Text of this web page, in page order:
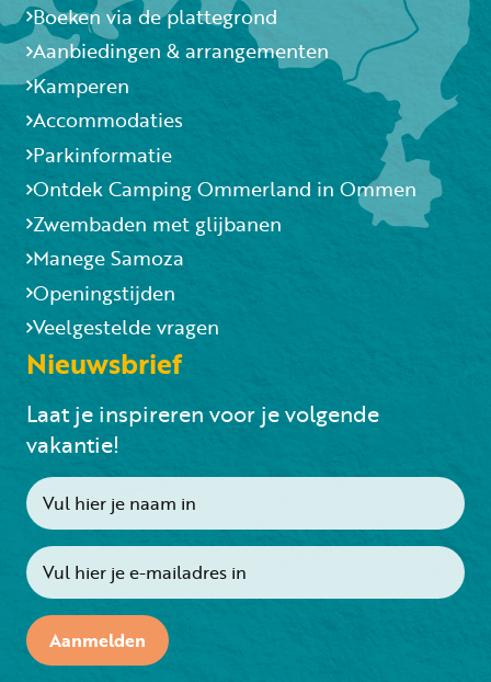
Boeken via de plattegrond
Aanbiedingen & arrangementen
Kamperen
Accommodaties
Parkinformatie
Ontdek Camping Ommerland in Ommen
Zwembaden met glijbanen
Manege Samoza
Openingstijden
Veelgestelde vragen
Nieuwsbrief
Laat je inspireren voor je volgende
vakantie!
Aanmelden